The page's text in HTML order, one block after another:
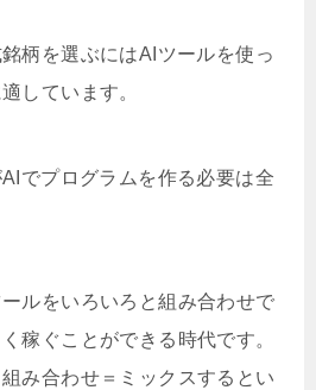
柄を選ぶにはAIツールを使っ
しています。
でプログラムを作る必要は全
ルをいろいろと組み合わせで
稼ぐことができる時代です。
み合わせ＝ミックスするとい